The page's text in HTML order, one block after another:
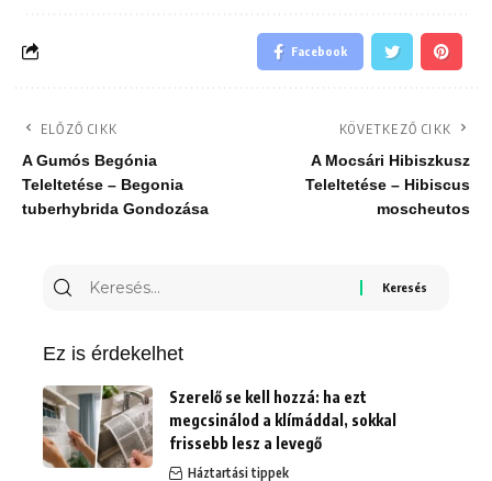
Facebook
ELŐZŐ CIKK
A Gumós Begónia
Teleltetése – Begonia
tuberhybrida Gondozása
KÖVETKEZŐ CIKK
A Mocsári Hibiszkusz
Teleltetése – Hibiscus
moscheutos
Keresés
Ez is érdekelhet
Szerelő se kell hozzá: ha ezt
megcsinálod a klímáddal, sokkal
frissebb lesz a levegő
Háztartási tippek